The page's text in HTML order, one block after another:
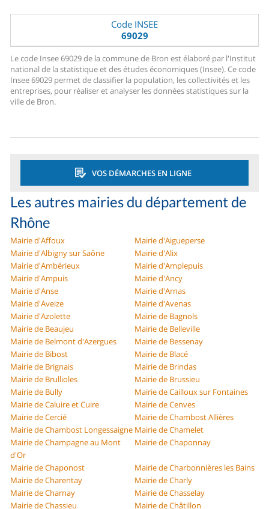
Code INSEE
69029
Le code Insee 69029 de la commune de Bron est élaboré par l'Institut
national de la statistique et des études économiques (Insee). Ce code
Insee 69029 permet de classifier la population, les collectivités et les
entreprises, pour réaliser et analyser les données statistiques sur la
ville de Bron.
VOS DÉMARCHES EN LIGNE
Les autres mairies du département de
Rhône
Mairie d'Affoux
Mairie d'Aigueperse
Mairie d'Albigny sur Saône
Mairie d'Alix
Mairie d'Ambérieux
Mairie d'Amplepuis
Mairie d'Ampuis
Mairie d'Ancy
Mairie d'Anse
Mairie d'Arnas
Mairie d'Aveize
Mairie d'Avenas
Mairie d'Azolette
Mairie de Bagnols
Mairie de Beaujeu
Mairie de Belleville
Mairie de Belmont d'Azergues
Mairie de Bessenay
Mairie de Bibost
Mairie de Blacé
Mairie de Brignais
Mairie de Brindas
Mairie de Brullioles
Mairie de Brussieu
Mairie de Bully
Mairie de Cailloux sur Fontaines
Mairie de Caluire et Cuire
Mairie de Cenves
Mairie de Cercié
Mairie de Chambost Allières
Mairie de Chambost Longessaigne Mairie de Chamelet
Mairie de Champagne au Mont
d'Or
Mairie de Chaponnay
Mairie de Chaponost
Mairie de Charbonnières les Bains
Mairie de Charentay
Mairie de Charly
Mairie de Charnay
Mairie de Chasselay
Mairie de Chassieu
Mairie de Châtillon